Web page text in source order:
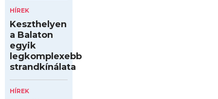
HÍREK
Keszthelyen
a Balaton
egyik
legkomplexebb
strandkínálata
HÍREK